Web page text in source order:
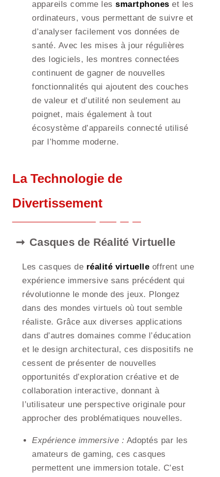
appareils comme les smartphones et les
ordinateurs, vous permettant de suivre et
d’analyser facilement vos données de
santé. Avec les mises à jour régulières
des logiciels, les montres connectées
continuent de gagner de nouvelles
fonctionnalités qui ajoutent des couches
de valeur et d’utilité non seulement au
poignet, mais également à tout
écosystème d’appareils connecté utilisé
par l’homme moderne.
La Technologie de
Divertissement
Casques de Réalité Virtuelle
Les casques de réalité virtuelle offrent une
expérience immersive sans précédent qui
révolutionne le monde des jeux. Plongez
dans des mondes virtuels où tout semble
réaliste. Grâce aux diverses applications
dans d’autres domaines comme l’éducation
et le design architectural, ces dispositifs ne
cessent de présenter de nouvelles
opportunités d’exploration créative et de
collaboration interactive, donnant à
l’utilisateur une perspective originale pour
approcher des problématiques nouvelles.
Expérience immersive : Adoptés par les
amateurs de gaming, ces casques
permettent une immersion totale. C’est